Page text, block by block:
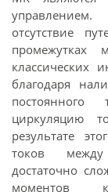
отсутствие
промежутках
классических
благодаря
постоянного
циркуляцию
результате
токов
достаточно
моментов